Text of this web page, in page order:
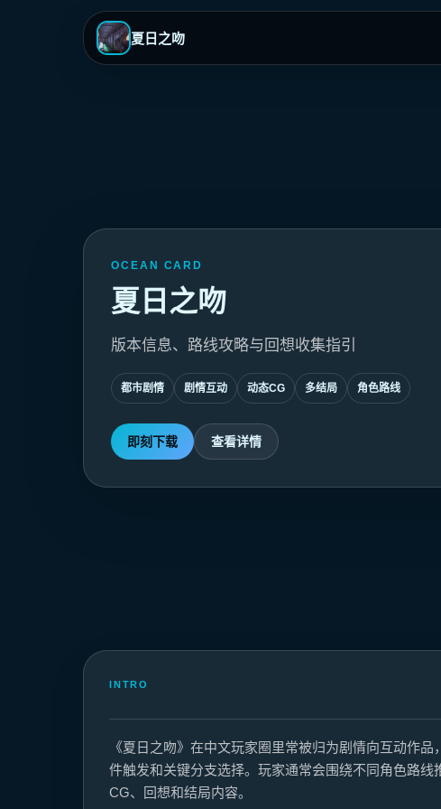
夏日之吻
OCEAN CARD
夏日之吻
版本信息、路线攻略与回想收集指引
都市剧情 剧情互动 动态CG 多结局 角色路线
即刻下载 查看详情
INTRO
《夏日之吻》在中文玩家圈里常被归为剧情向互动作
件触发和关键分支选择。玩家通常会围绕不同角色路
CG、回想和结局内容。